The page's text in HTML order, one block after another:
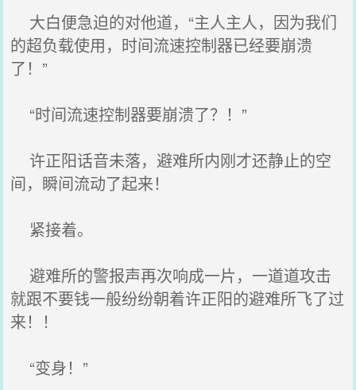
大白便急迫的对他道，“主人主人，因为我们
的超负载使用，时间流速控制器已经要崩溃
了！”
“时间流速控制器要崩溃了？！”
许正阳话音未落，避难所内刚才还静止的空
间，瞬间流动了起来！
紧接着。
避难所的警报声再次响成一片，一道道攻击
就跟不要钱一般纷纷朝着许正阳的避难所飞了过
来！！
“变身！”